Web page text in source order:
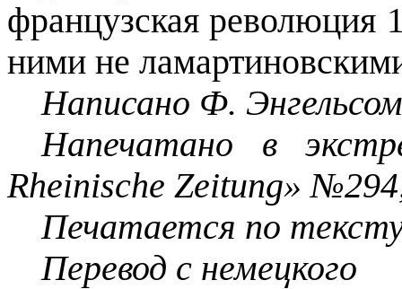
французская революция
ними не
Написано Ф.
Напечатано в
Rheinische Zeitung» №
Печатается по
Перевод с немецкого